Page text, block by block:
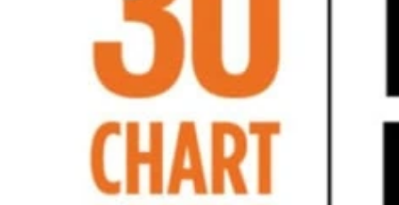
Kinder
Alle Klavierschulen Kinder